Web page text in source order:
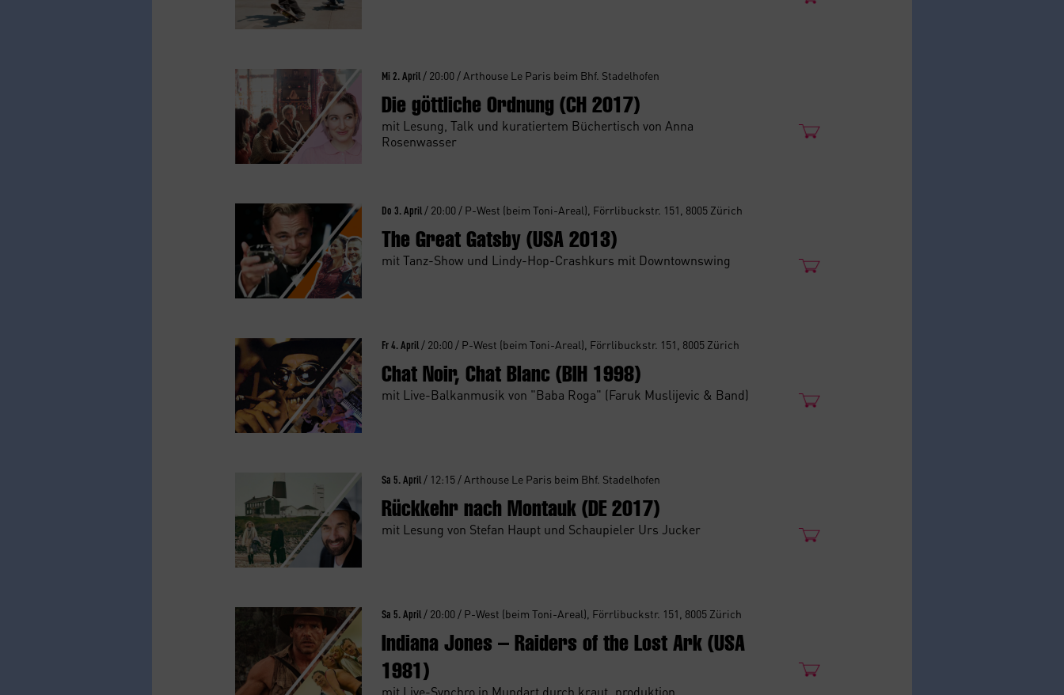
Mi 2. April / 20:00 / Arthouse Le Paris beim Bhf. Stadelhofen
Die göttliche Ordnung (CH 2017)
mit Lesung, Talk und kuratiertem Büchertisch von Anna
Rosenwasser
Do 3. April / 20:00 / P-West (beim Toni-Areal), Förrlibuckstr. 151, 8005 Zürich
The Great Gatsby (USA 2013)
mit Tanz-Show und Lindy-Hop-Crashkurs mit Downtownswing
Fr 4. April / 20:00 / P-West (beim Toni-Areal), Förrlibuckstr. 151, 8005 Zürich
Chat Noir, Chat Blanc (BIH 1998)
mit Live-Balkanmusik von "Baba Roga" (Faruk Muslijevic & Band)
Sa 5. April / 12:15 / Arthouse Le Paris beim Bhf. Stadelhofen
Rückkehr nach Montauk (DE 2017)
mit Lesung von Stefan Haupt und Schaupieler Urs Jucker
Sa 5. April / 20:00 / P-West (beim Toni-Areal), Förrlibuckstr. 151, 8005 Zürich
Indiana Jones – Raiders of the Lost Ark (USA
1981)
mit Live-Synchro in Mundart durch kraut_produktion